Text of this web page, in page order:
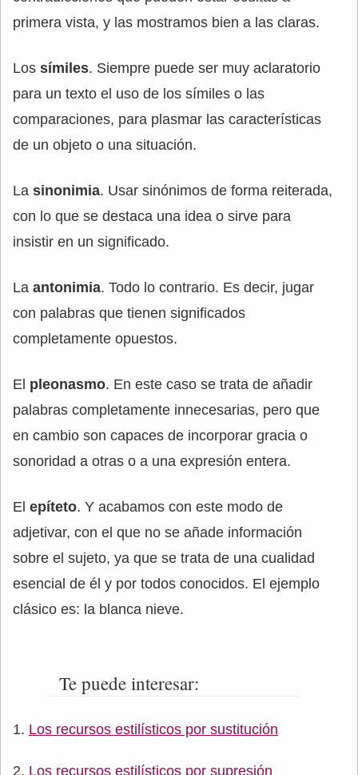
primera vista, y las mostramos bien a las claras.
Los símiles. Siempre puede ser muy aclaratorio
para un texto el uso de los símiles o las
comparaciones, para plasmar las características
de un objeto o una situación.
La sinonimia. Usar sinónimos de forma reiterada,
con lo que se destaca una idea o sirve para
insistir en un significado.
La antonimia. Todo lo contrario. Es decir, jugar
con palabras que tienen significados
completamente opuestos.
El pleonasmo. En este caso se trata de añadir
palabras completamente innecesarias, pero que
en cambio son capaces de incorporar gracia o
sonoridad a otras o a una expresión entera.
El epíteto. Y acabamos con este modo de
adjetivar, con el que no se añade información
sobre el sujeto, ya que se trata de una cualidad
esencial de él y por todos conocidos. El ejemplo
clásico es: la blanca nieve.
Te puede interesar:
Los recursos estilísticos por sustitución
Los recursos estilísticos por supresión